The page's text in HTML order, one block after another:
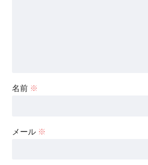
名前 ※
メール ※